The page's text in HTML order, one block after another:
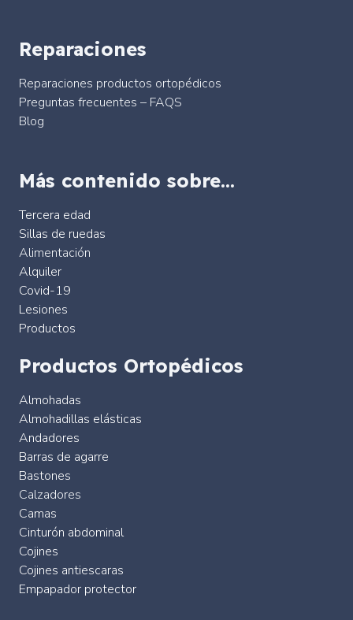
Reparaciones
Reparaciones productos ortopédicos
Preguntas frecuentes – FAQS
Blog
Más contenido sobre…
Tercera edad
Sillas de ruedas
Alimentación
Alquiler
Covid-19
Lesiones
Productos
Productos Ortopédicos
Almohadas
Almohadillas elásticas
Andadores
Barras de agarre
Bastones
Calzadores
Camas
Cinturón abdominal
Cojines
Cojines antiescaras
Empapador protector